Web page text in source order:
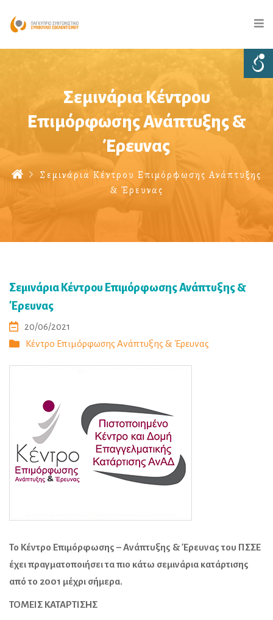
Σεμινάρια Κέντρου
Επιμόρφωσης Ανάπτυξης &
Έρευνας
Σεμινάρια Κέντρου Επιμόρφωσης Ανάπτυξης
& Έρευνας
Σεμινάρια Κέντρου Επιμόρφωσης Ανάπτυξης &
Έρευνας
20/06/2021
Κέντρο Επιμόρφωσης Ανάπτυξης & Έρευνας
Το Κέντρο Επιμόρφωσης – Ανάπτυξης & Έρευνας του ΠΣΣΕ
έχει πραγματοποιήσει τα πιο κάτω σεμινάρια κατάρτισης
από το 2001 μέχρι σήμερα.
ΤΟΜΕΙΣ ΚΑΤΑΡΤΙΣΗΣ